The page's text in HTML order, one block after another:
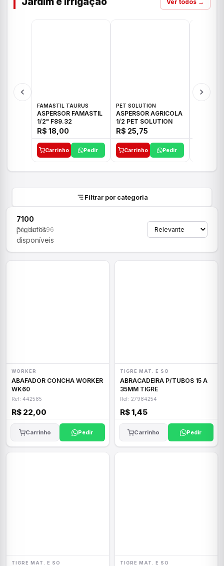
Ver todos →
FAMASTIL TAURUS
ASPERSOR FAMASTIL
1/2" F89.32
R$ 18,00
Carrinho Pedir
PET SOLUTION
ASPERSOR AGRICOLA
1/2 PET SOLUTION
R$ 25,75
Carrinho Pedir
Filtrar por categoria
7100
produtos
disponíveis
Página 1/296
WORKER
ABAFADOR CONCHA WORKER
WK60
Ref: 442585
R$ 22,00
Carrinho Pedir
TIGRE MAT. E SO
ABRACADEIRA P/TUBOS 15 A
35MM TIGRE
Ref: 27984254
R$ 1,45
Carrinho Pedir
TIGRE MAT. E SO TIGRE MAT. E SO